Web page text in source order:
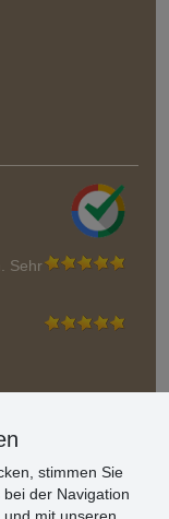
Sehr
stimmen Sie
der Navigation